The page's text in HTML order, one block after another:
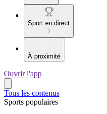
Sport en direct
À proximité
Ouvrir l'app
Tous les contenus
Sports populaires